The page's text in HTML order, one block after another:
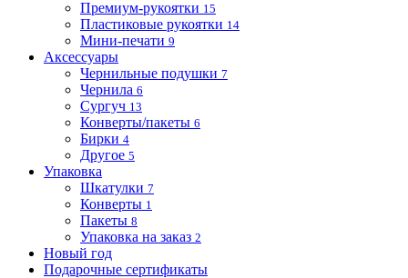
Премиум-рукоятки 15
Пластиковые рукоятки 14
Мини-печати 9
Аксессуары
Чернильные подушки 7
Чернила 6
Сургуч 13
Конверты/пакеты 6
Бирки 4
Другое 5
Упаковка
Шкатулки 7
Конверты 1
Пакеты 8
Упаковка на заказ 2
Новый год
Подарочные сертификаты